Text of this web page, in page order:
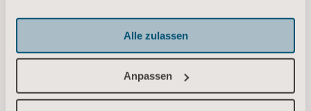
Alle zulassen
Anpassen
Typ: Produktspezifikationsdatenblatt